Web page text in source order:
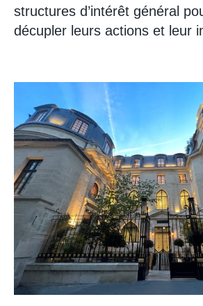
structures d’intérêt général
décupler leurs actions et leur